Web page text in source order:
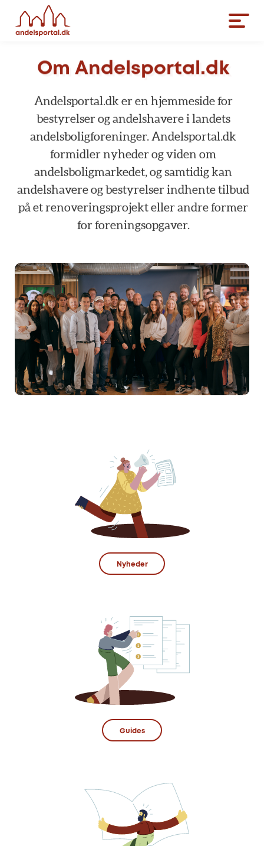
Om Andelsportal.dk
Andelsportal.dk er en hjemmeside for
bestyrelser og andelshavere i landets
andelsboligforeninger. Andelsportal.dk
formidlernyhederogviden om
andelsboligmarkedet,ogsamtidigkan
andelshavereogbestyrelserindhentetilbud
påetrenoveringsprojektellerandreformer
for foreningsopgaver.
Nyheder
Guides